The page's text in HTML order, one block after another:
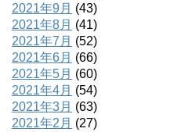
2021年9月 (43)
2021年8月 (41)
2021年7月 (52)
2021年6月 (66)
2021年5月 (60)
2021年4月 (54)
2021年3月 (63)
2021年2月 (27)